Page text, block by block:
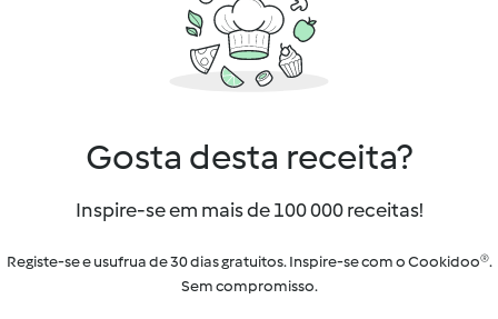
Gosta desta receita?
Inspire-se em mais de 100 000 receitas!
Registe-se e usufrua de 30 dias gratuitos. Inspire-se com o Cookidoo®.
Sem compromisso.